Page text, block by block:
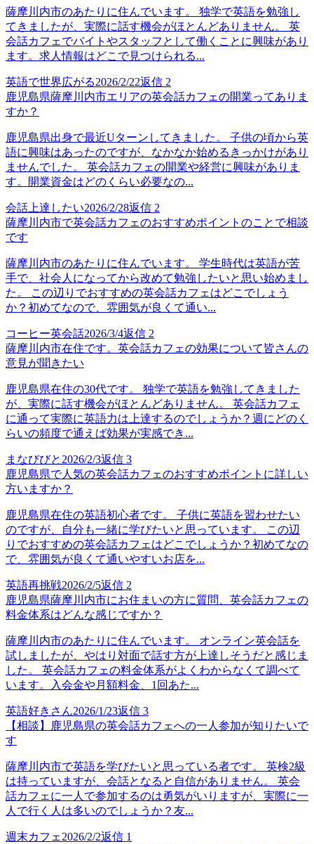
薩摩川内市のあたりに住んでいます。 独学で英語を勉強し
てきましたが、実際に話す機会がほとんどありません。 英
会話カフェでバイトやスタッフとして働くことに興味があり
ます。求人情報はどこで見つけられる...
英語で世界広がる2026/2/22返信 2
鹿児島県薩摩川内市エリアの英会話カフェの開業ってありま
すか？
鹿児島県出身で最近Uターンしてきました。 子供の頃から英
語に興味はあったのですが、なかなか始めるきっかけがあり
ませんでした。 英会話カフェの開業や経営に興味がありま
す。開業資金はどのくらい必要なの...
会話上達したい2026/2/28返信 2
薩摩川内市で英会話カフェのおすすめポイントのことで相談
です
薩摩川内市のあたりに住んでいます。 学生時代は英語が苦
手で、社会人になってから改めて勉強したいと思い始めまし
た。 この辺りでおすすめの英会話カフェはどこでしょう
か？初めてなので、雰囲気が良くて通い...
コーヒー英会話2026/3/4返信 2
薩摩川内市在住です。英会話カフェの効果について皆さんの
意見が聞きたい
鹿児島県在住の30代です。 独学で英語を勉強してきました
が、実際に話す機会がほとんどありません。 英会話カフェ
に通って実際に英語力は上達するのでしょうか？週にどのく
らいの頻度で通えば効果が実感でき...
まなびびと 2026/2/3返信 3
鹿児島県で人気の英会話カフェのおすすめポイントに詳しい
方いますか？
鹿児島県在住の英語初心者です。 子供に英語を習わせたい
のですが、自分も一緒に学びたいと思っています。 この辺
りでおすすめの英会話カフェはどこでしょうか？初めてなの
で、雰囲気が良くて通いやすいお店を...
英語再挑戦2026/2/5返信 2
鹿児島県薩摩川内市にお住まいの方に質問、英会話カフェの
料金体系はどんな感じですか？
薩摩川内市のあたりに住んでいます。 オンライン英会話を
試しましたが、やはり対面で話す方が上達しそうだと感じま
した。 英会話カフェの料金体系がよくわからなくて調べて
います。入会金や月額料金、1回あた...
英語好きさん2026/1/23返信 3
【相談】鹿児島県の英会話カフェへの一人参加が知りたいで
す
薩摩川内市で英語を学びたいと思っている者です。 英検2級
は持っていますが、会話となると自信がありません。 英会
話カフェに一人で参加するのは勇気がいりますが、実際に一
人で行く人は多いのでしょうか？友...
週末カフェ 2026/2/2返信 1